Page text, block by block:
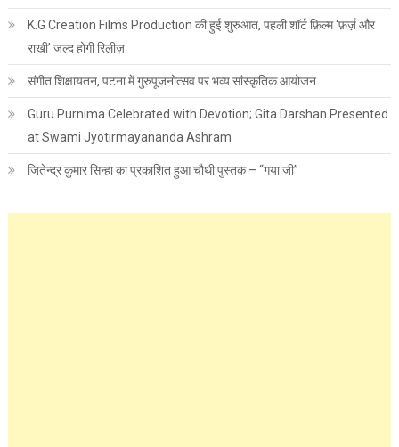
K.G Creation Films Production की हुई शुरुआत, पहली शॉर्ट फ़िल्म ‘फ़र्ज़ और
राखी’ जल्द होगी रिलीज़
संगीत शिक्षायतन, पटना में गुरुपूजनोत्सव पर भव्य सांस्कृतिक आयोजन
Guru Purnima Celebrated with Devotion; Gita Darshan Presented
at Swami Jyotirmayananda Ashram
जितेन्द्र कुमार सिन्हा का प्रकाशित हुआ चौथी पुस्तक – “गया जी”